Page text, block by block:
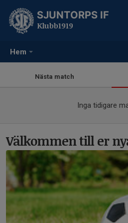
Hem
SJUNTORPS IF
Klubb1919
Nästa match
Inga tidigare
Välkommen till er